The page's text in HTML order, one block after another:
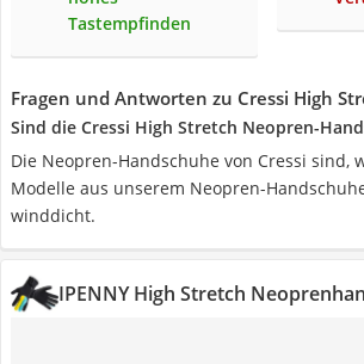
Tastempfinden
Fragen und Antworten zu Cressi High
Sind die Cressi High Stretch Neopren-
Die Neopren-Handschuhe von Cressi sind,
Modelle aus unserem Neopren-
winddicht.
IPENNY High Stretch